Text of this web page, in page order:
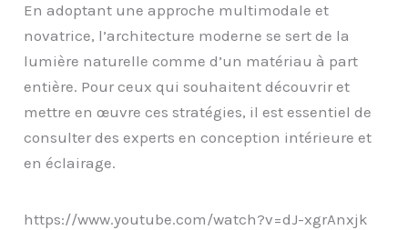
En adoptant une approche multimodale et
novatrice, l’architecture moderne se sert de la
lumière naturelle comme d’un matériau à part
entière. Pour ceux qui souhaitent découvrir et
mettre en œuvre ces stratégies, il est essentiel de
consulter des experts en conception intérieure et
en éclairage.
https://www.youtube.com/watch?v=dJ-xgrAnxjk